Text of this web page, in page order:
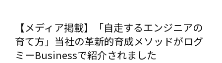
【メディア掲載】「自走するエンジニアの
育て方」当社の革新的育成メソッドがログ
ミーBusinessで紹介されました